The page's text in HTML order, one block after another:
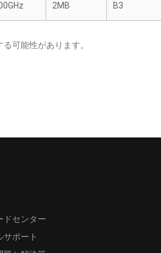
2MB B3
可能性があります。
ドセンター
サポート